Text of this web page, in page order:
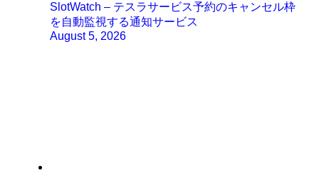
SlotWatch – テスラサービス予約のキャンセル枠
を自動監視する通知サービス
August 5, 2026